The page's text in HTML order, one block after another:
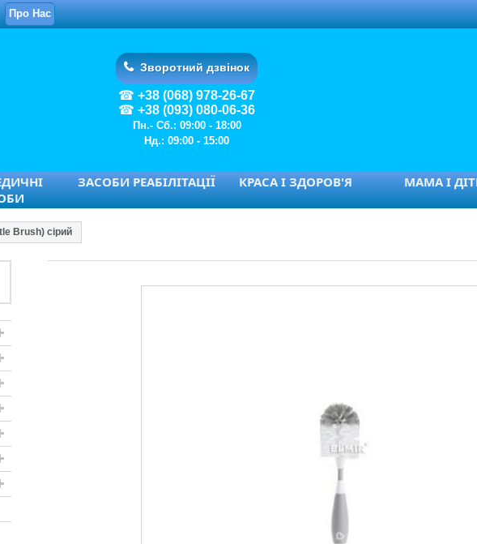
Про Нас
Зворотний дзвінок
+38 (068) 978-26-67
+38 (093) 080-06-36
Пн.- Сб.: 09:00 - 18:00
Нд.: 09:00 - 15:00
ЗАСОБИ РЕАБІЛІТАЦІЇ КРАСА І ЗДОРОВ'Я МАМА І
Brush) сірий